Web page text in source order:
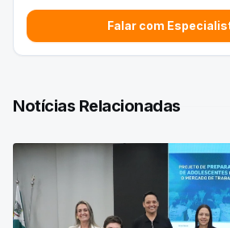
Falar com
Notícias Relacionadas